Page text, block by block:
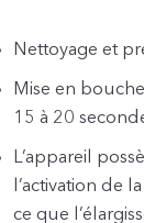
Nettoyage et
Mise en
15 à 20
L’appareil
l’activation de
ce que